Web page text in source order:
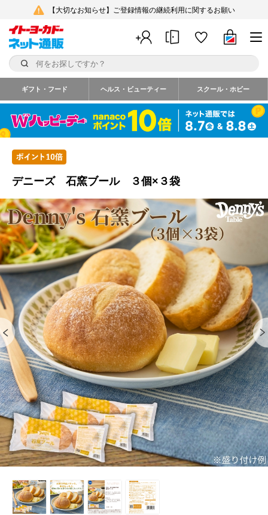
【大切なお知らせ】ご登録情報の継続利用に関するお願い
ギフト・フード ヘルス・ビューティー スクール・ホビー
デニーズ 石窯ブール ３個×３袋